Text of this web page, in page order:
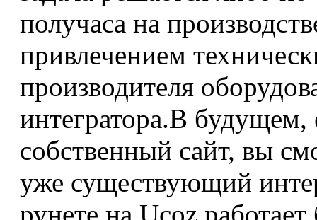
получаса на
привлечением
производителя
интегратора.В будущем,
собственный сайт, вы
уже существующий
рунете на Ucoz